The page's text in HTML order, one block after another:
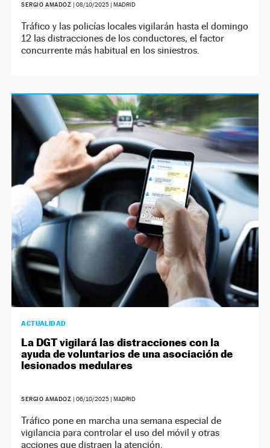
SERGIO AMADOZ | 08/10/2025| MADRID
Tráfico y las policías locales vigilarán hasta el domingo
12 las distracciones de los conductores, el factor
concurrente más habitual en los siniestros.
ACTUALIDAD
La DGT vigilará las distracciones con la
ayuda de voluntarios de una asociación de
lesionados medulares
SERGIO AMADOZ | 06/10/2025| MADRID
Tráfico pone en marcha una semana especial de
vigilancia para controlar el uso del móvil y otras
acciones que distraen la atención.